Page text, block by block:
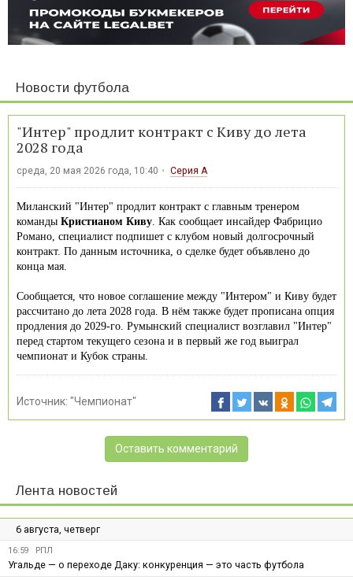
Новости футбола
"Интер" продлит контракт с Киву до лета
2028 года
среда, 20 мая 2026 года, 10:40 Серия А
Миланский "Интер" продлит контракт с главным тренером
команды Кристианом Киву . Как сообщает инсайдер Фабрицио
Романо, специалист подпишет с клубом новый долгосрочный
контракт. По данным источника, о сделке будет объявлено до
конца мая.
Сообщается, что новое соглашение между "Интером" и Киву будет
рассчитано до лета 2028 года. В нём также будет прописана опция
продления до 2029-го. Румынский специалист возглавил "Интер"
перед стартом текущего сезона и в первый же год выиграл
чемпионат и Кубок страны.
Источник: "Чемпионат"
Оставить комментарий
Лента новостей
6 августа, четверг
16:59 РПЛ
Угальде — о переходе Даку: конкуренция — это часть футбола